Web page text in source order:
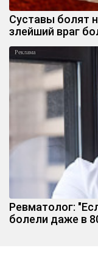
Суставы болят
злейший враг
Ревматолог:
болели даже в